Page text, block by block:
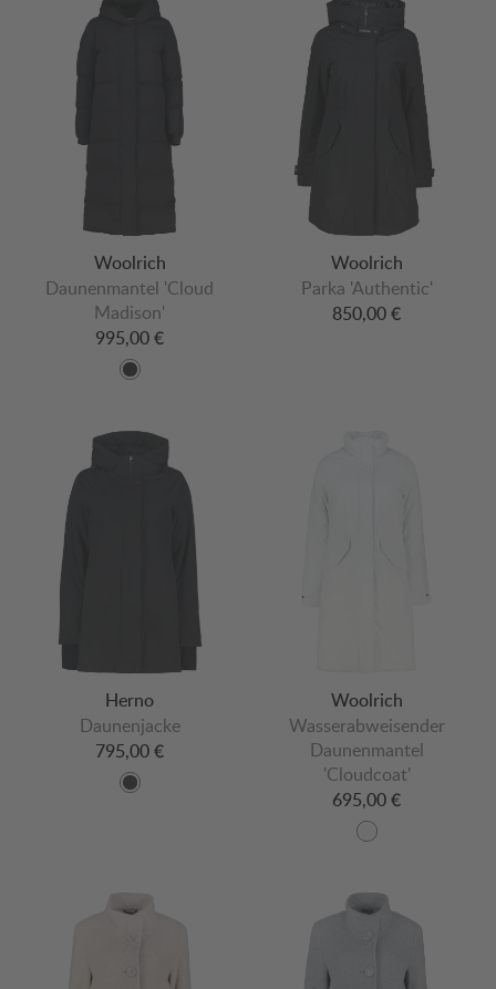
Woolrich
Daunenmantel 'Cloud
Madison'
995,00 €
Woolrich
Parka 'Authentic'
850,00 €
Herno
Daunenjacke
795,00 €
Woolrich
Wasserabweisender
Daunenmantel
'Cloudcoat'
695,00 €